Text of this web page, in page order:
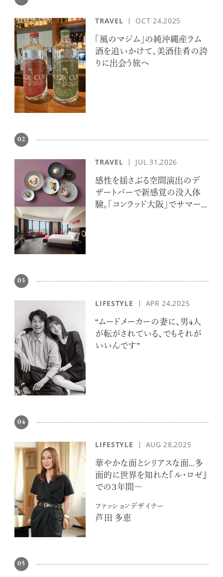
TRAVEL OCT 24,2025
「風のマジム」の純沖縄産ラム
酒を追いかけて、美酒佳肴の誇
りに出会う旅へ
02
TRAVEL JUL 31,2026
感性を揺さぶる空間演出のデ
ザートバーで新感覚の没入体
験。「コンラッド大阪」でサマー
03
LIFESTYLE APR 24,2025
“ムードメーカーの妻に、男4人
が転がされている、でもそれが
いいんです”
04
LIFESTYLE AUG 28,2025
華やかな面とシリアスな面…多
面的に世界を知れた『ル・ロゼ』
での３年間―
ファッションデザイナー
芦田 多恵
05